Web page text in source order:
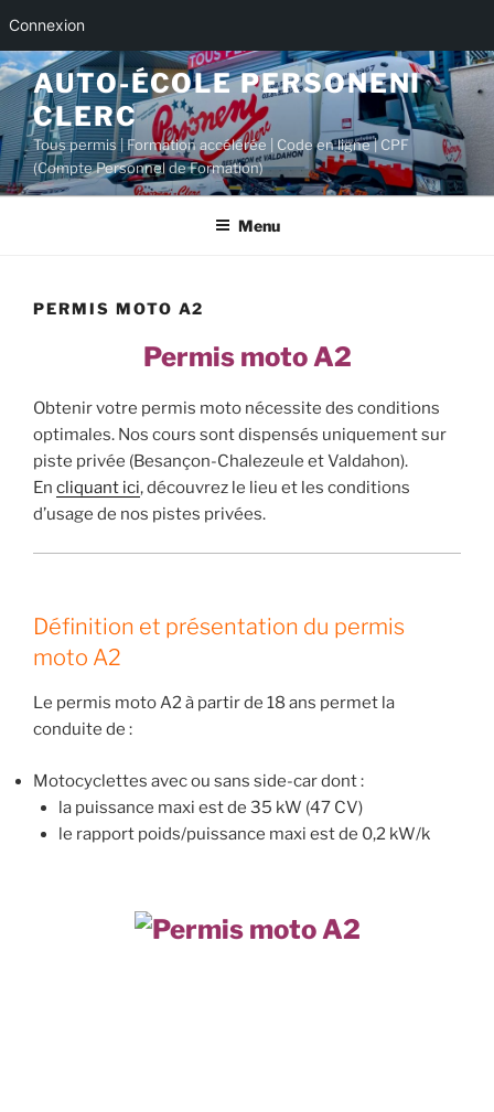
Connexion
Aller
au
contenu
principal
AUTO-ÉCOLE PERSONENI
CLERC
Tous permis | Formation accélérée | Code en ligne | CPF
(Compte Personnel de Formation)
Menu
PERMIS MOTO A2
Permis moto A2
Obtenir votre permis moto nécessite des conditions
optimales. Nos cours sont dispensés uniquement sur
piste privée (Besançon-Chalezeule et Valdahon).
En cliquant ici, découvrez le lieu et les conditions
d’usage de nos pistes privées.
Définition et présentation du permis
moto A2
Le permis moto A2 à partir de 18 ans permet la
conduite de :
Motocyclettes avec ou sans side-car dont :
la puissance maxi est de 35 kW (47 CV)
le rapport poids/puissance maxi est de 0,2 kW/k